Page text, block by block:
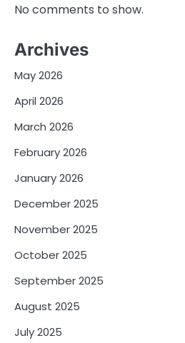
No comments to show.
Archives
May 2026
April 2026
March 2026
February 2026
January 2026
December 2025
November 2025
October 2025
September 2025
August 2025
July 2025